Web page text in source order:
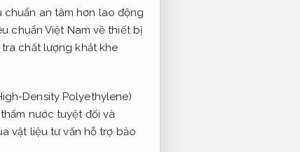
an tâm hơn lao động
chuẩn Việt Nam về thiết bị
chất lượng khắt khe
Density Polyethylene)
nước tuyệt đối và
vật liệu tư vấn hỗ trợ bảo